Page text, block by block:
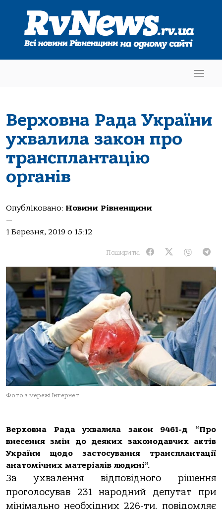
Верховна Рада України
ухвалила закон про
трансплантацію
органів
Опубліковано: Новини Рівненщини
—
1 Березня, 2019 о 15:12
Поширити:
Фото з мережі Інтернет
Верховна Рада ухвалила закон 9461-д “Про
внесення змін до деяких законодавчих актів
України щодо застосування трансплантації
анатомічних матеріалів людині”.
За ухвалення відповідного рішення
проголосував 231 народний депутат при
мінімально необхідних 226-ти, повідомляє